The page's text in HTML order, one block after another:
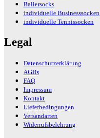
Ballersocks
individuelle Businesssocken
individuelle Tennissocken
Legal
Datenschutzerklärung
AGBs
FAQ
Impressum
Kontakt
Lieferbedingungen
Versandarten
Widerrufsbelehrung